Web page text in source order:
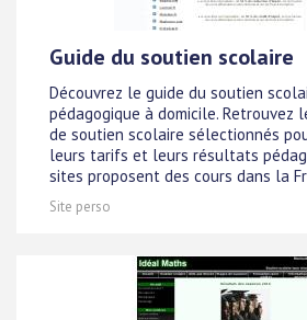
Guide du soutien scolaire
Découvrez le guide du soutien
pédagogique à domicile. Retrouvez
de soutien scolaire sélectionnés
leurs tarifs et leurs résultats
sites proposent des cours dans la
Site perso